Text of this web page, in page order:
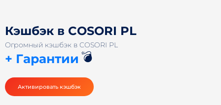
Кэшбэк в COSORI PL
Огромный кэшбэк в COSORI PL
+ Гарантии 💣
Активировать кэшбэк